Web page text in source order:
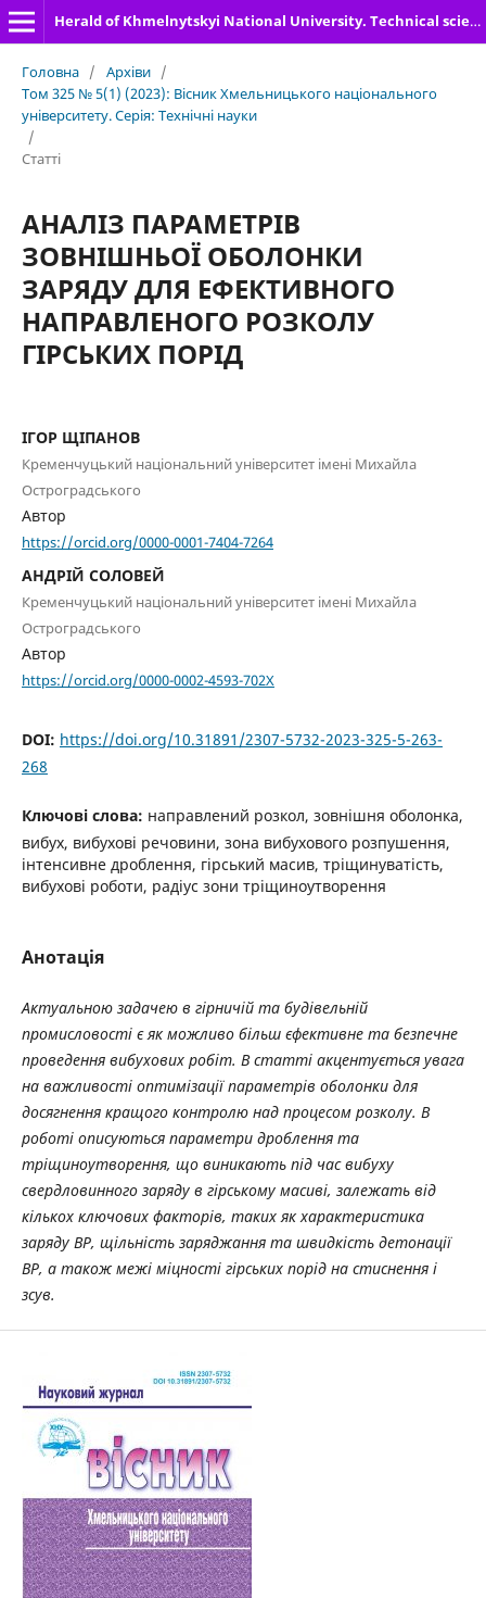
Herald of Khmelnytskyi National University. Technical sciences
Головна / Архіви /
Том 325 № 5(1) (2023): Вісник Хмельницького національного
університету. Серія: Технічні науки
/
Статті
АНАЛІЗ ПАРАМЕТРІВ
ЗОВНІШНЬОЇ ОБОЛОНКИ
ЗАРЯДУ ДЛЯ ЕФЕКТИВНОГО
НАПРАВЛЕНОГО РОЗКОЛУ
ГІРСЬКИХ ПОРІД
ІГОР ЩІПАНОВ
Кременчуцький національний університет імені Михайла
Остроградського
Автор
https://orcid.org/0000-0001-7404-7264
АНДРІЙ СОЛОВЕЙ
Кременчуцький національний університет імені Михайла
Остроградського
Автор
https://orcid.org/0000-0002-4593-702X
DOI: https://doi.org/10.31891/2307-5732-2023-325-5-263-
268
Ключові слова: направлений розкол, зовнішня оболонка,
вибух, вибухові речовини, зона вибухового розпушення,
інтенсивне дроблення, гірський масив, тріщинуватість,
вибухові роботи, радіус зони тріщиноутворення
Анотація
Актуальною задачею в гірничій та будівельній
промисловості є як можливо більш єфективне та безпечне
проведення вибухових робіт. В статті акцентується увага
на важливості оптимізації параметрів оболонки для
досягнення кращого контролю над процесом розколу. В
роботі описуються параметри дроблення та
тріщиноутворення, що виникають під час вибуху
свердловинного заряду в гірському масиві, залежать від
кількох ключових факторів, таких як характеристика
заряду ВР, щільність заряджання та швидкість детонації
ВР, а також межі міцності гірських порід на стиснення і
зсув.